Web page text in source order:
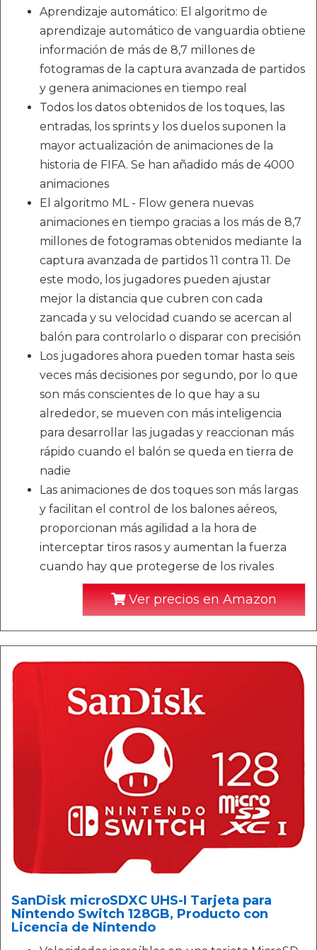
Aprendizaje automático: El algoritmo de
aprendizaje automático de vanguardia obtiene
información de más de 8,7 millones de
fotogramas de la captura avanzada de partidos
y genera animaciones en tiempo real
Todos los datos obtenidos de los toques, las
entradas, los sprints y los duelos suponen la
mayor actualización de animaciones de la
historia de FIFA. Se han añadido más de 4000
animaciones
El algoritmo ML - Flow genera nuevas
animaciones en tiempo gracias a los más de 8,7
millones de fotogramas obtenidos mediante la
captura avanzada de partidos 11 contra 11. De
este modo, los jugadores pueden ajustar
mejor la distancia que cubren con cada
zancada y su velocidad cuando se acercan al
balón para controlarlo o disparar con precisión
Los jugadores ahora pueden tomar hasta seis
veces más decisiones por segundo, por lo que
son más conscientes de lo que hay a su
alrededor, se mueven con más inteligencia
para desarrollar las jugadas y reaccionan más
rápido cuando el balón se queda en tierra de
nadie
Las animaciones de dos toques son más largas
y facilitan el control de los balones aéreos,
proporcionan más agilidad a la hora de
interceptar tiros rasos y aumentan la fuerza
cuando hay que protegerse de los rivales
Ver precios en Amazon
SanDisk microSDXC UHS-I Tarjeta para
Nintendo Switch 128GB, Producto con
Licencia de Nintendo